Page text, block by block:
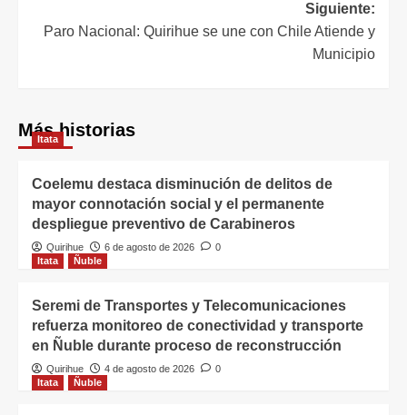
Siguiente:
Paro Nacional: Quirihue se une con Chile Atiende y
Municipio
Más historias
Itata
Coelemu destaca disminución de delitos de
mayor connotación social y el permanente
despliegue preventivo de Carabineros
Quirihue 6 de agosto de 2026
0
Itata
Ñuble
Seremi de Transportes y Telecomunicaciones
refuerza monitoreo de conectividad y transporte
en Ñuble durante proceso de reconstrucción
Quirihue 4 de agosto de 2026
0
Itata
Ñuble